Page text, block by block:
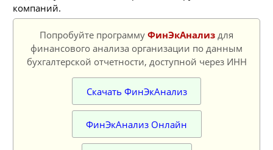
компаний.
Попробуйте программу ФинЭкАнализ для
финансового анализа организации по данным
бухгалтерской отчетности, доступной через ИНН
Скачать ФинЭкАнализ
ФинЭкАнализ Онлайн